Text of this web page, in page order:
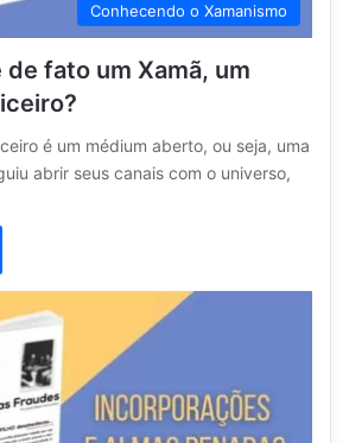
Conhecendo o Xamanismo
de fato um Xamã, um
é um médium aberto, ou seja, uma
abrir seus canais com o universo,